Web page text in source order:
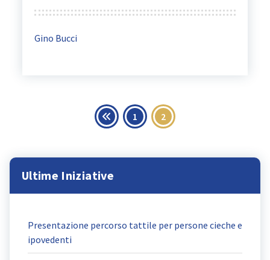
Gino Bucci
Paginazione
degli
articoli
1 2
Ultime Iniziative
Presentazione percorso tattile per persone cieche e
ipovedenti